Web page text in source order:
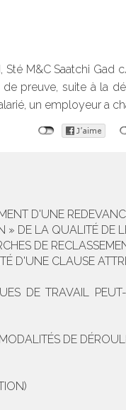
Sté M&C Saatchi
preuve, suite à la
un employeur a
D'UNE
» DE LA QUALITÉ DE
DE
D'UNE CLAUSE
DE TRAVAIL
DE